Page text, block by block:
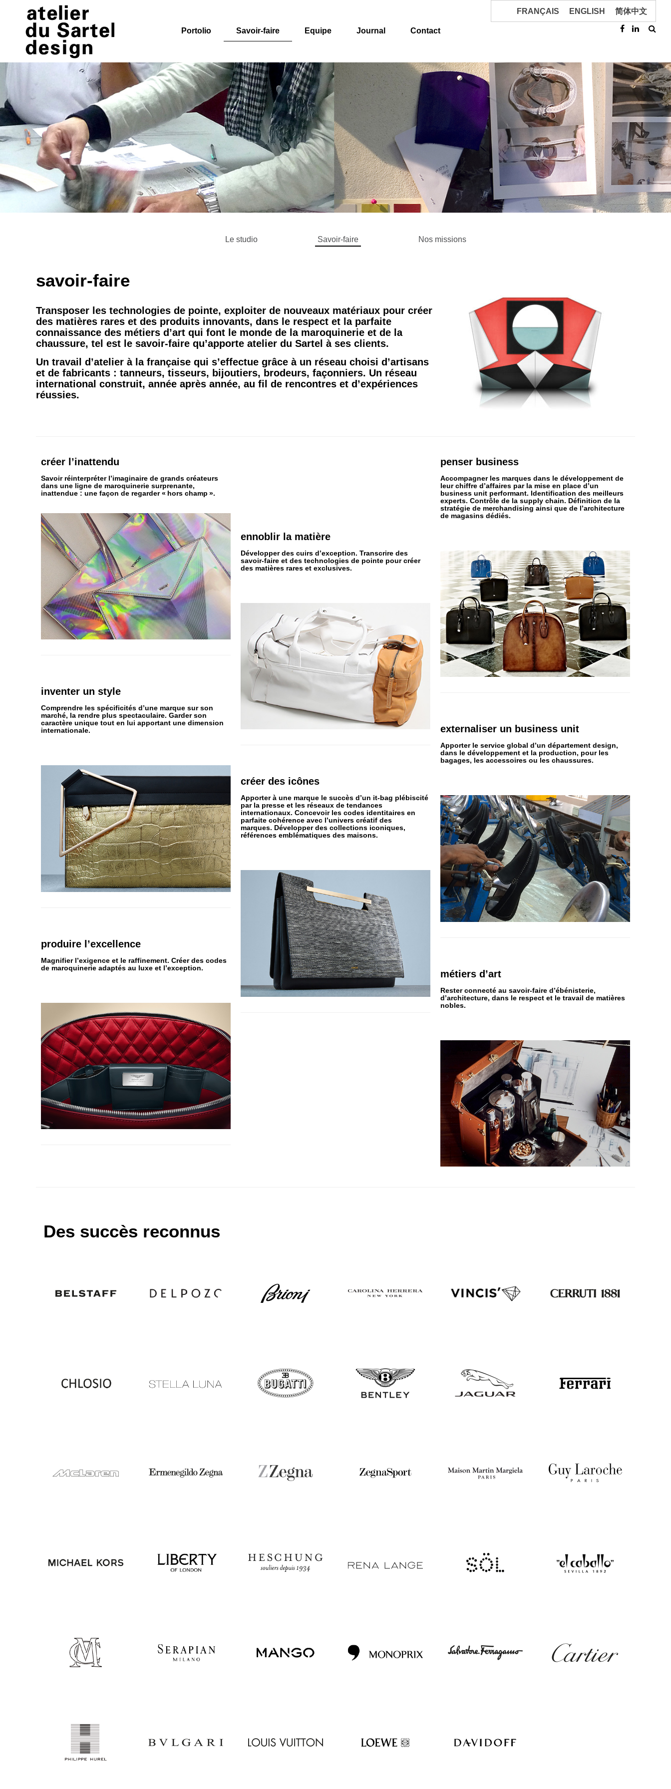
Portolio Savoir-faire Equipe Journal Contact
FRANÇAIS ENGLISH 简体中文
Le studio Savoir-faire Nos missions
savoir-faire
Transposer les technologies de pointe, exploiter de nouveaux matériaux pour créer
des matières rares et des produits innovants, dans le respect et la parfaite
connaissance des métiers d’art qui font le monde de la maroquinerie et de la
chaussure, tel est le savoir-faire qu’apporte atelier du Sartel à ses clients.
Un travail d’atelier à la française qui s’effectue grâce à un réseau choisi d’artisans
et de fabricants : tanneurs, tisseurs, bijoutiers, brodeurs, façonniers. Un réseau
international construit, année après année, au fil de rencontres et d’expériences
réussies.
créer l’inattendu
Savoir réinterpréter l’imaginaire de grands créateurs
dans une ligne de maroquinerie surprenante,
inattendue : une façon de regarder « hors champ ».
inventer un style
Comprendre les spécificités d’une marque sur son
marché, la rendre plus spectaculaire. Garder son
caractère unique tout en lui apportant une dimension
internationale.
produire l’excellence
Magnifier l’exigence et le raffinement. Créer des codes
de maroquinerie adaptés au luxe et l’exception.
ennoblir la matière
Développer des cuirs d’exception. Transcrire des
savoir-faire et des technologies de pointe pour créer
des matières rares et exclusives.
créer des icônes
Apporter à une marque le succès d’un it-bag plébiscité
par la presse et les réseaux de tendances
internationaux. Concevoir les codes identitaires en
parfaite cohérence avec l’univers créatif des
marques. Développer des collections iconiques,
références emblématiques des maisons.
penser business
Accompagner les marques dans le développement de
leur chiffre d’affaires par la mise en place d’un
business unit performant. Identification des meilleurs
experts. Contrôle de la supply chain. Définition de la
stratégie de merchandising ainsi que de l’architecture
de magasins dédiés.
externaliser un business unit
Apporter le service global d’un département design,
dans le développement et la production, pour les
bagages, les accessoires ou les chaussures.
métiers d’art
Rester connecté au savoir-faire d’ébénisterie,
d’architecture, dans le respect et le travail de matières
nobles.
Des succès reconnus